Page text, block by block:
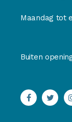
Maandag tot
Buiten